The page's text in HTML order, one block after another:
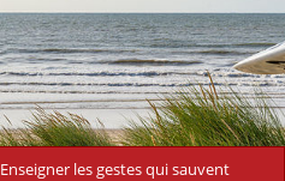
Enseigner les gestes qui sauvent